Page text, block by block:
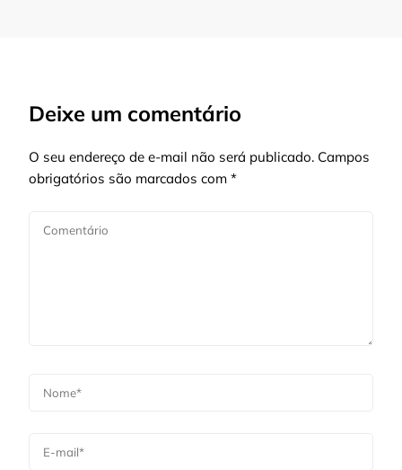
Deixe um comentário
O seu endereço de e-mail não será publicado. Campos
obrigatórios são marcados com *